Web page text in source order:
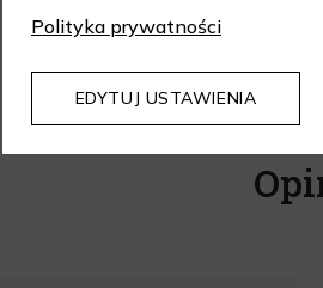
Polityka prywatności
EDYTUJ USTAWIENIA